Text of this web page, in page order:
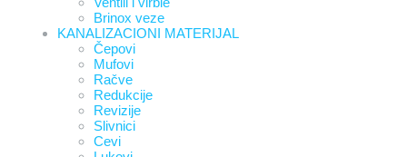
Brinox veze
KANALIZACIONI MATERIJAL
Čepovi
Mufovi
Račve
Redukcije
Revizije
Slivnici
Cevi